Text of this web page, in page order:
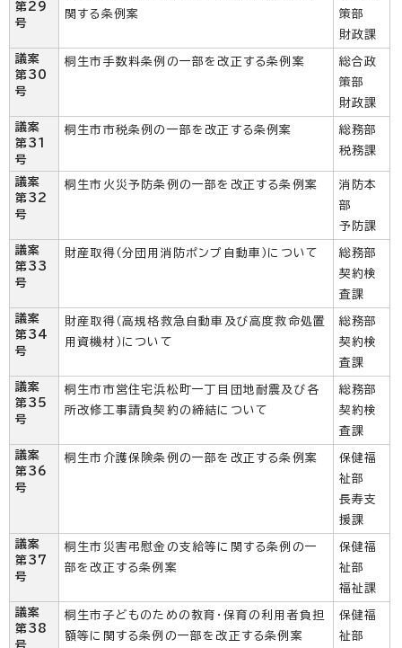
第29
号
関する条例案
策部
財政課
議案
第30
号
桐生市手数料条例の一部を改正する条例案
総合政
策部
財政課
議案
第31
号
桐生市市税条例の一部を改正する条例案
総務部
税務課
議案
第32
号
桐生市火災予防条例の一部を改正する条例案
消防本
部
予防課
議案
第33
号
財産取得（分団用消防ポンプ自動車）について
総務部
契約検
査課
議案
第34
号
財産取得（高規格救急自動車及び高度救命処置
用資機材）について
総務部
契約検
査課
議案
第35
号
桐生市市営住宅浜松町一丁目団地耐震及び各
所改修工事請負契約の締結について
総務部
契約検
査課
議案
第36
号
桐生市介護保険条例の一部を改正する条例案
保健福
祉部
長寿支
援課
議案
第37
号
桐生市災害弔慰金の支給等に関する条例の一
部を改正する条例案
保健福
祉部
福祉課
議案
第38
号
桐生市子どものための教育・保育の利用者負担
額等に関する条例の一部を改正する条例案
保健福
祉部